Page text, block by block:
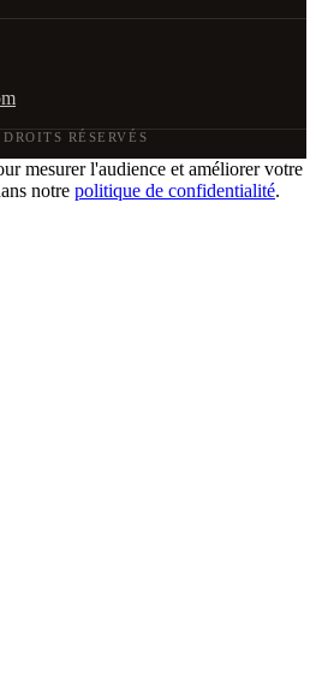
RÉSERVÉS
mesurer l'audience et améliorer votre
notre politique de confidentialité.